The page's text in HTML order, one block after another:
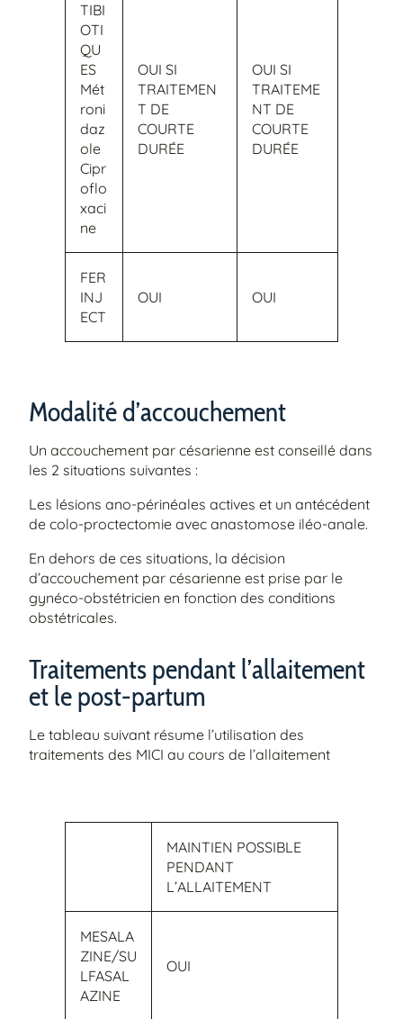
TIBI
OTI
QU
ES
Mét
roni
daz
ole
Cipr
oflo
xaci
ne
OUI SI
TRAITEMEN
T DE
COURTE
DURÉE
OUI SI
TRAITEME
NT DE
COURTE
DURÉE
FER
INJ
ECT
OUI OUI
Modalité d’accouchement
Un accouchement par césarienne est conseillé dans
les 2 situations suivantes :
Les lésions ano-périnéales actives et un antécédent
de colo-proctectomie avec anastomose iléo-anale.
En dehors de ces situations, la décision
d’accouchement par césarienne est prise par le
gynéco-obstétricien en fonction des conditions
obstétricales.
Traitements pendant l’allaitement
et le post-partum
Le tableau suivant résume l’utilisation des
traitements des MICI au cours de l’allaitement
MAINTIEN POSSIBLE
PENDANT
L’ALLAITEMENT
MESALA
ZINE/SU
LFASAL
AZINE
OUI